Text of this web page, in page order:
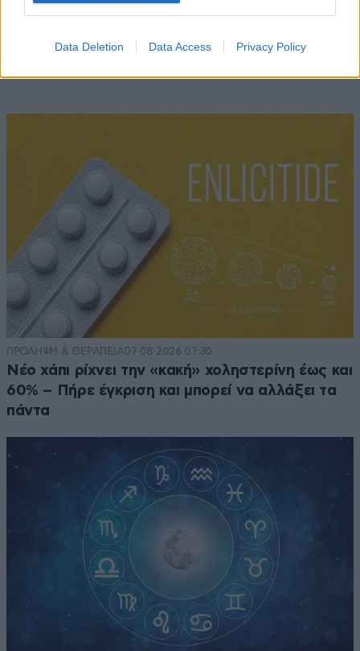
Data Deletion Data Access Privacy Policy
μητέρα και γιος από σύγκρουση με φορτηγό
ΠΡΟΛΗΨΗ & ΘΕΡΑΠΕΙΑ07·08·2026 07:30
Νέο χάπι ρίχνει την «κακή» χοληστερίνη έως και
60% – Πήρε έγκριση και μπορεί να αλλάξει τα
πάντα